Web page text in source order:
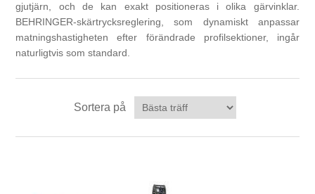
gjutjärn, och de kan exakt positioneras i olika gärvinklar.
BEHRINGER-skärtrycksreglering, som dynamiskt anpassar
matningshastigheten efter förändrade profilsektioner, ingår
naturligtvis som standard.
Sortera på